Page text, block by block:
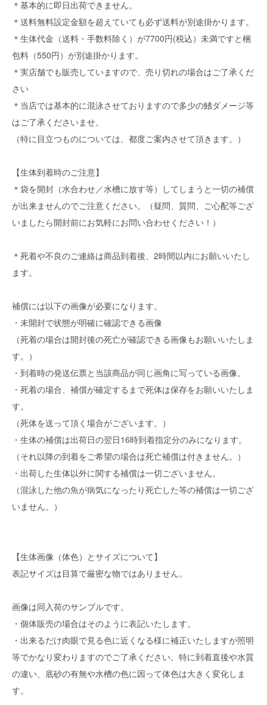
＊基本的に即日出荷できません。
＊送料無料設定金額を超えていても必ず送料が別途掛かります。
＊生体代金（送料・手数料除く）が7700円(税込）未満ですと梱
包料（550円）が別途掛かります。
＊実店舗でも販売していますので、売り切れの場合はご了承くだ
さい
＊当店では基本的に混泳させておりますので多少の鰭ダメージ等
はご了承くださいませ。
（特に目立つものについては、都度ご案内させて頂きます。）
【生体到着時のご注意】
＊袋を開封（水合わせ／水槽に放す等）してしまうと一切の補償
が出来ませんのでご注意ください。（疑問、質問、ご心配等ござ
いましたら開封前にお気軽にお問い合わせください！）
＊死着や不良のご連絡は商品到着後、2時間以内にお願いいたし
ます。
補償には以下の画像が必要になります。
・未開封で状態が明確に確認できる画像
（死着の場合は開封後の死亡が確認できる画像もお願いいたしま
す。）
・到着時の発送伝票と当該商品が同じ画角に写っている画像。
・死着の場合、補償が確定するまで死体は保存をお願いいたしま
す。
（死体を送って頂く場合がございます。）
・生体の補償は出荷日の翌日16時到着指定分のみになります。
（それ以降の到着をご希望の場合は死亡補償は付きません。）
・出荷した生体以外に関する補償は一切ございません。
（混泳した他の魚が病気になったり死亡した等の補償は一切ござ
いません。）
【生体画像（体色）とサイズについて】
表記サイズは目算で厳密な物ではありません。
画像は同入荷のサンプルです。
・個体販売の場合はそのように表記いたします。
・出来るだけ肉眼で見る色に近くなる様に補正いたしますが照明
等でかなり変わりますのでご了承ください。特に到着直後や水質
の違い、底砂の有無や水槽の色に因って体色は大きく変化しま
す。